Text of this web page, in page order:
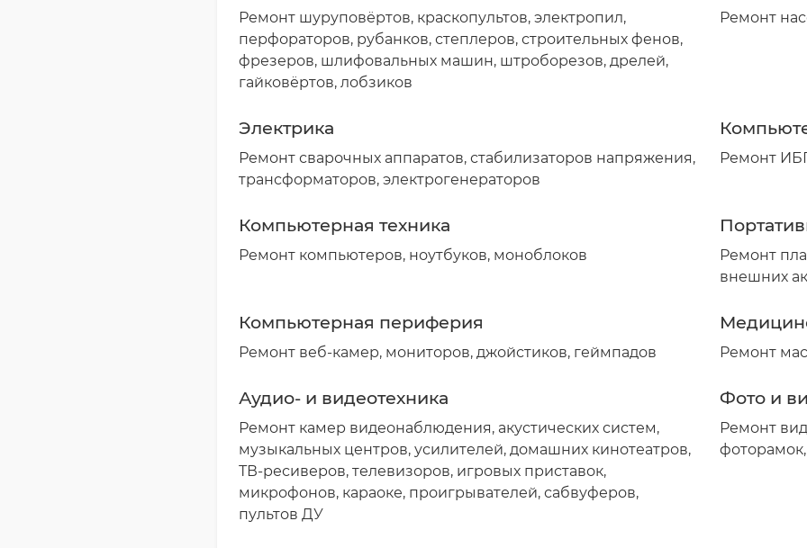
Ремонт шуруповёртов, краскопультов, электропил,
перфораторов, рубанков, степлеров, строительных фенов,
фрезеров, шлифовальных машин, штроборезов, дрелей,
гайковёртов, лобзиков
Ремонт
Электрика
Ремонт сварочных аппаратов, стабилизаторов напряжения,
трансформаторов, электрогенераторов
Ремонт
Компьютерная техника
Ремонт компьютеров, ноутбуков, моноблоков
Ремонт
внешних
Компьютерная периферия
Ремонт веб-камер, мониторов, джойстиков, геймпадов Ремонт
Аудио- и видеотехника
Ремонт камер видеонаблюдения, акустических систем,
музыкальных центров, усилителей, домашних кинотеатров,
ТВ-ресиверов, телевизоров, игровых приставок,
микрофонов, караоке, проигрывателей, сабвуферов,
пультов ДУ
Фото и
Ремонт